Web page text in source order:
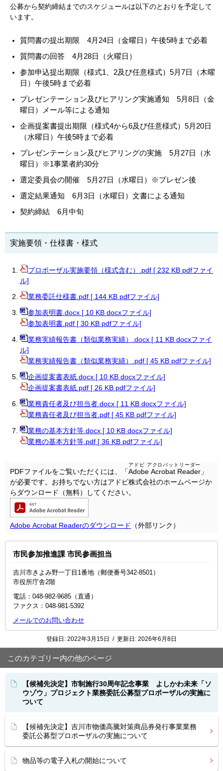
公募から契約締結までのスケジュールは以下のとおりを予定して
います。
質問書の提出期限 4月24日（金曜日）午後5時まで必着
質問書の回答 4月28日（火曜日）
参加申込提出期限（様式1、2及び任意様式）5月7日（木曜
日）午後5時まで必着
プレゼンテーション及びヒアリング実施通知 5月8日（金
曜日）メール等による通知
企画提案書提出期限（様式4から6及び任意様式）5月20日
（水曜日）午後5時まで必着
プレゼンテーション及びヒアリングの実施 5月27日（水
曜日）※1事業者約30分
選定委員会の開催 5月27日（水曜日）※プレゼン後
選定結果通知 6月3日（水曜日）文書による通知
契約締結 6月中旬
実施要領・仕様書・様式
プロポーザル実施要領（様式含む）.pdf [ 232 KB pdfファイ
ル]
業務委託仕様書.pdf [ 144 KB pdfファイル]
参加表明書.docx [ 10 KB docxファイル]
参加表明書.pdf [ 30 KB pdfファイル]
業務実績報告書（類似業務実績）.docx [ 11 KB docxファイ
ル]
業務実績報告書（類似業務実績）.pdf [ 45 KB pdfファイル]
企画提案書表紙.docx [ 10 KB docxファイル]
企画提案書表紙.pdf [ 26 KB pdfファイル]
業務責任者及び担当者.docx [ 11 KB docxファイル]
業務責任者及び担当者.pdf [ 45 KB pdfファイル]
業務の基本方針等.docx [ 10 KB docxファイル]
業務の基本方針等.pdf [ 36 KB pdfファイル]
PDFファイルをご覧いただくには、「Adobe Acrobat Reader
アドビ アクロバットリーダー
」
が必要です。お持ちでない方はアドビ株式会社のホームページか
らダウンロード（無料）してください。
Adobe Acrobat Readerのダウンロード （外部リンク）
市民参加推進課 市民参画担当
吉川市きよみ野一丁目1番地（郵便番号342-8501）
市役所庁舎2階
電話：048-982-9685（直通）
ファクス：048‐981‐5392
メールでのお問い合わせ
登録日: 2022年3月15日 / 更新日: 2026年6月8日
このカテゴリー内の他のページ
【候補先決定】市制施行30周年記念事業 よしかわ未来「ソ
ウゾウ」プロジェクト業務委託公募型プロポーザルの実施に
ついて
【候補先決定】吉川市物価高騰対策商品券発行事業業務
委託公募型プロポーザルの実施について
物品等の電子入札の開始について